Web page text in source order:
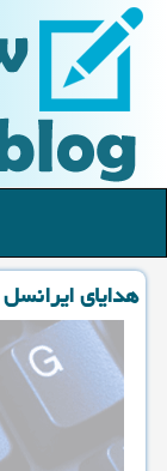
هدایای